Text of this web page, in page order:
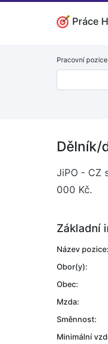
Práce
Pracovní pozice
Dělník/
JiPO - CZ
000 Kč.
Základní
Název pozice:
Obor(y):
Obec:
Mzda:
Směnnost:
Minimální